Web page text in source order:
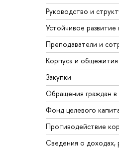
Руководство и
Устойчивое
Преподаватели и
Корпуса и общежития
Закупки
Обращения граждан
Фонд целевого
Противодействие
Сведения о